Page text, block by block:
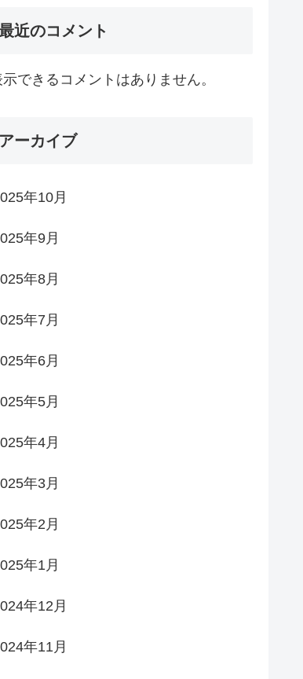
近のコメント
できるコメントはありません。
アーカイブ
年10月
年9月
年8月
年7月
年6月
年5月
年4月
年3月
年2月
年1月
年12月
年11月